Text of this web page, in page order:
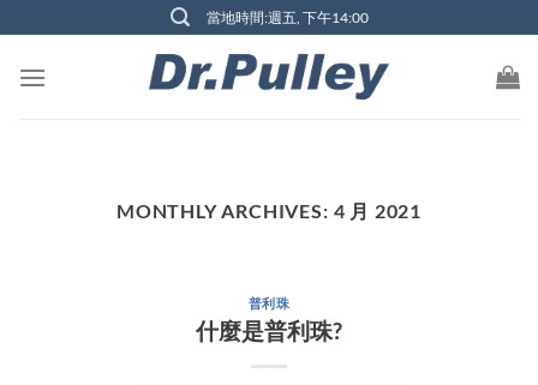
content
當地時間:週五, 下午14:00
MONTHLY ARCHIVES: 4 月 2021
普利珠
什麼是普利珠?